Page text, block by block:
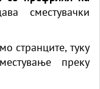
сместувачки
странците, туку
преку